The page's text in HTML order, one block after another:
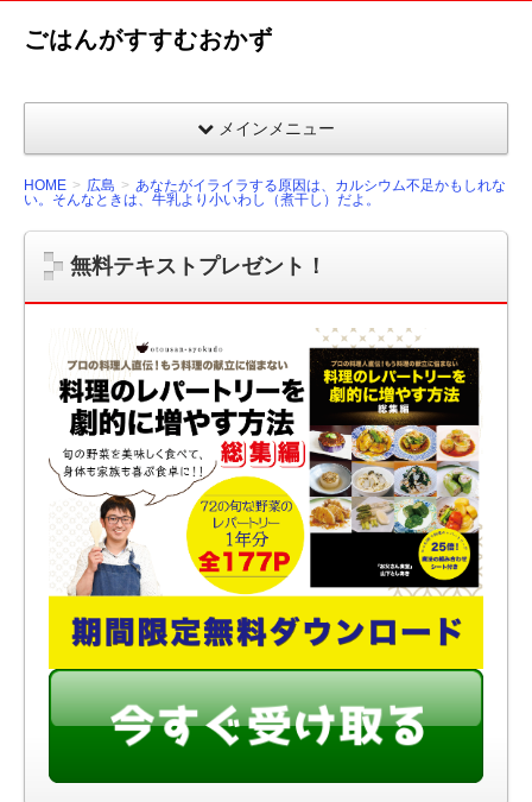
ごはんがすすむおかず
メインメニュー
HOME 広島
あなたがイライラする原因は、カルシウム不足かもしれな
い。そんなときは、牛乳より小いわし（煮干し）だよ。
無料テキストプレゼント！